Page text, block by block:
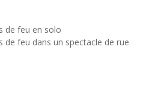
de feu en solo
de feu dans un spectacle de rue